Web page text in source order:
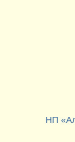
НП